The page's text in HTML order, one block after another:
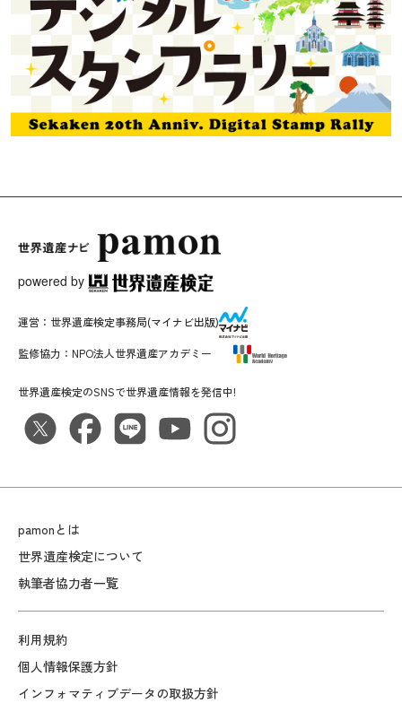
powered by
pamonとは
世界遺産検定について
執筆者協力者一覧
利用規約
個人情報保護方針
インフォマティブデータの取扱方針
世界遺産検定のSNSで世界遺産情報を発信中!
運営： 世界遺産検定事務局(マイナビ出版)
監修協力： NPO法人世界遺産アカデミー